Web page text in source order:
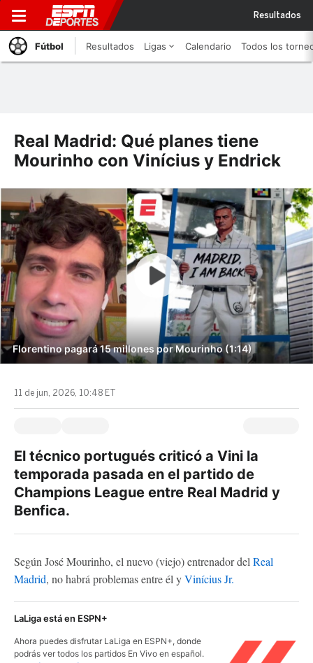
Resultados
Fútbol Resultados Ligas Calendario Todos los
Real Madrid: Qué planes tiene
Mourinho con Vinícius y Endrick
Florentino pagará 15 millones por Mourinho (1:14)
11 de jun, 2026, 10:48 ET
El técnico portugués criticó a Vini la
temporada pasada en el partido de
Champions League entre Real Madrid y
Benfica.
Según José Mourinho, el nuevo (viejo) entrenador del Real
Madrid, no habrá problemas entre él yVinícius Jr.
LaLiga está en ESPN+
Ahora puedes disfrutar LaLiga en ESPN+, donde
podrás ver todos los partidos En Vivo en español.